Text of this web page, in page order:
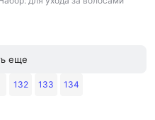
еще
132 133 134